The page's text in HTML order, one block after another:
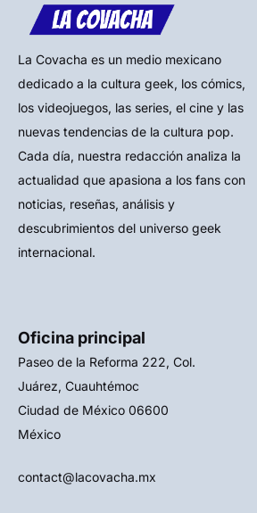
La Covacha es un medio mexicano
dedicado a la cultura geek, los cómics,
los videojuegos, las series, el cine y las
nuevas tendencias de la cultura pop.
Cada día, nuestra redacción analiza la
actualidad que apasiona a los fans con
noticias, reseñas, análisis y
descubrimientos del universo geek
internacional.
Oficina principal
Paseo de la Reforma 222, Col.
Juárez, Cuauhtémoc
Ciudad de México 06600
México
contact@lacovacha.mx